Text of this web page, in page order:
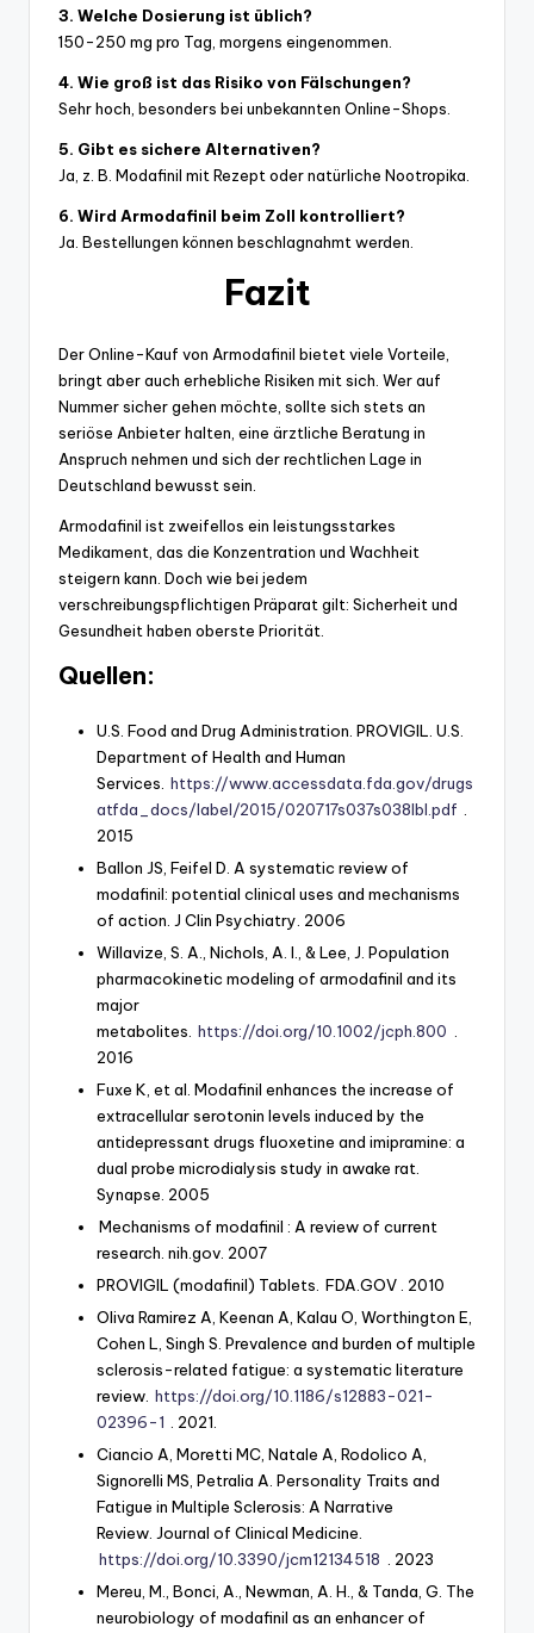
3. Welche Dosierung ist üblich?
150-250 mg pro Tag, morgens eingenommen.
4. Wie groß ist das Risiko von Fälschungen?
Sehr hoch, besonders bei unbekannten Online-Shops.
5. Gibt es sichere Alternativen?
Ja, z. B. Modafinil mit Rezept oder natürliche Nootropika.
6. Wird Armodafinil beim Zoll kontrolliert?
Ja. Bestellungen können beschlagnahmt werden.
Fazit
Der Online-Kauf von Armodafinil bietet viele Vorteile,
bringt aber auch erhebliche Risiken mit sich. Wer auf
Nummer sicher gehen möchte, sollte sich stets an
seriöse Anbieter halten, eine ärztliche Beratung in
Anspruch nehmen und sich der rechtlichen Lage in
Deutschland bewusst sein.
Armodafinil ist zweifellos ein leistungsstarkes
Medikament, das die Konzentration und Wachheit
steigern kann. Doch wie bei jedem
verschreibungspflichtigen Präparat gilt: Sicherheit und
Gesundheit haben oberste Priorität.
Quellen:
U.S. Food and Drug Administration. PROVIGIL. U.S.
Department of Health and Human
Services. https://www.accessdata.fda.gov/drugs
atfda_docs/label/2015/020717s037s038lbl.pdf
2015
Ballon JS, Feifel D. A systematic review of
modafinil: potential clinical uses and mechanisms
of action. J Clin Psychiatry. 2006
Willavize, S. A., Nichols, A. I., & Lee, J. Population
pharmacokinetic modeling of armodafinil and its
major
metabolites. https://doi.org/10.1002/jcph.800
2016
Fuxe K, et al. Modafinil enhances the increase of
extracellular serotonin levels induced by the
antidepressant drugs fluoxetine and imipramine: a
dual probe microdialysis study in awake rat.
Synapse. 2005
Mechanisms of modafinil : A review of current
research. nih.gov. 2007
PROVIGIL (modafinil) Tablets. FDA.GOV
. 2010
Oliva Ramirez A, Keenan A, Kalau O, Worthington E,
Cohen L, Singh S. Prevalence and burden of multiple
sclerosis-related fatigue: a systematic literature
review. https://doi.org/10.1186/s12883-021-
02396-1 . 2021.
Ciancio A, Moretti MC, Natale A, Rodolico A,
Signorelli MS, Petralia A. Personality Traits and
Fatigue in Multiple Sclerosis: A Narrative
Review. Journal of Clinical Medicine.
https://doi.org/10.3390/jcm12134518 . 2023
Mereu, M., Bonci, A., Newman, A. H., & Tanda, G. The
neurobiology of modafinil as an enhancer of